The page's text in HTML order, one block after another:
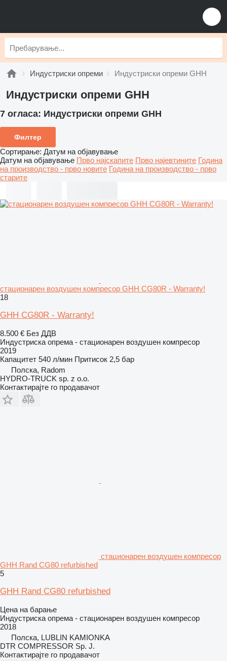
Индустриски опреми Индустриски опреми GHH
Индустриски опреми GHH
7 огласа: Индустриски опреми GHH
Филтер
Сортирање: Датум на објавување
Датум на објавување Прво најскапите Прво најевтините Година
на производство - прво новите Година на производство - прво
старите
стационарен воздушен компресор GHH CG80R - Warranty!
18
GHH CG80R - Warranty!
8.500 € Без ДДВ
Индустриска опрема - стационарен воздушен компресор
2019
Капацитет 540 л/мин Притисок 2,5 бар
Полска, Radom
HYDRO-TRUCK sp. z o.o.
Контактирајте го продавачот
стационарен воздушен компресор
GHH Rand CG80 refurbished
5
GHH Rand CG80 refurbished
Цена на барање
Индустриска опрема - стационарен воздушен компресор
2018
Полска, LUBLIN KAMIONKA
DTR COMPRESSOR Sp. J.
Контактирајте го продавачот